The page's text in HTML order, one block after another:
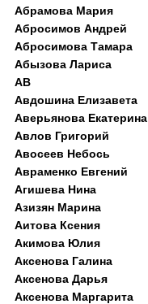
Абрамова Мария
Абросимов Андрей
Абросимова Тамара
Абызова Лариса
АВ
Авдошина Елизавета
Аверьянова Екатерина
Авлов Григорий
Авосеев Небось
Авраменко Евгений
Агишева Нина
Азизян Марина
Аитова Ксения
Акимова Юлия
Аксенова Галина
Аксенова Дарья
Аксенова Маргарита